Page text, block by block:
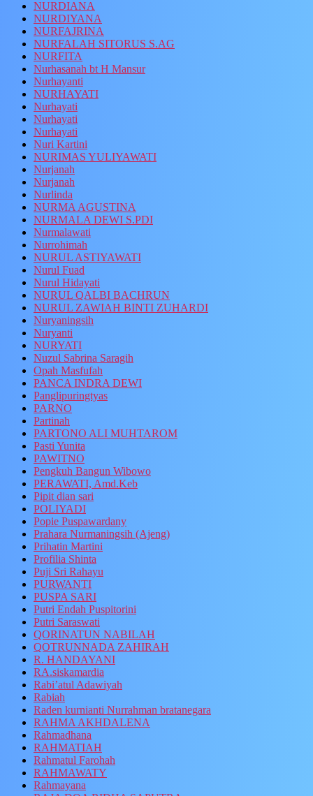
NURDIANA
NURDIYANA
NURFAJRINA
NURFALAH SITORUS S.AG
NURFITA
Nurhasanah bt H Mansur
Nurhayanti
NURHAYATI
Nurhayati
Nurhayati
Nurhayati
Nuri Kartini
NURIMAS YULIYAWATI
Nurjanah
Nurjanah
Nurlinda
NURMA AGUSTINA
NURMALA DEWI S.PDI
Nurmalawati
Nurrohimah
NURUL ASTIYAWATI
Nurul Fuad
Nurul Hidayati
NURUL QALBI BACHRUN
NURUL ZAWIAH BINTI ZUHARDI
Nuryaningsih
Nuryanti
NURYATI
Nuzul Sabrina Saragih
Opah Masfufah
PANCA INDRA DEWI
Panglipuringtyas
PARNO
Partinah
PARTONO ALI MUHTAROM
Pasti Yunita
PAWITNO
Pengkuh Bangun Wibowo
PERAWATI, Amd.Keb
Pipit dian sari
POLIYADI
Popie Puspawardany
Prahara Nurmaningsih (Ajeng)
Prihatin Martini
Profilia Shinta
Puji Sri Rahayu
PURWANTI
PUSPA SARI
Putri Endah Puspitorini
Putri Saraswati
QORINATUN NABILAH
QOTRUNNADA ZAHIRAH
R. HANDAYANI
RA.siskamardia
Rabi’atul Adawiyah
Rabiah
Raden kurnianti Nurrahman bratanegara
RAHMA AKHDALENA
Rahmadhana
RAHMATIAH
Rahmatul Farohah
RAHMAWATY
Rahmayana